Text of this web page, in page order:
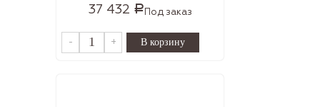
37 432 Р Под заказ
- +